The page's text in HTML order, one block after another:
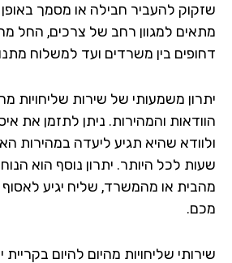
להעביר חבילה או מסמך באופן
למגוון רחב של צרכים, החל
בין משרדים ועד למשלוח מתנות
משמעותי של שירות שליחויות מהיום
והמהירות. ניתן לתזמן את
שהיא תגיע ליעדה במהירות
לכל היותר. יתרון נוסף הוא הנוחות
או מהמשרד, שליח יגיע לאסוף את
שליחויות מהיום להיום בקריית ים